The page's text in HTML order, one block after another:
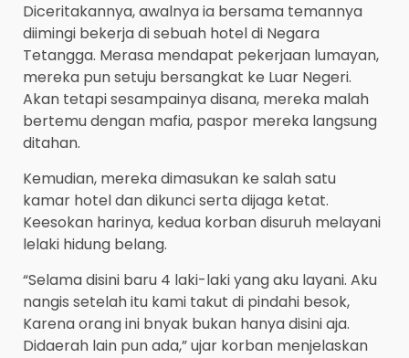
Diceritakannya, awalnya ia bersama temannya
diimingi bekerja di sebuah hotel di Negara
Tetangga. Merasa mendapat pekerjaan lumayan,
mereka pun setuju bersangkat ke Luar Negeri.
Akan tetapi sesampainya disana, mereka malah
bertemu dengan mafia, paspor mereka langsung
ditahan.
Kemudian, mereka dimasukan ke salah satu
kamar hotel dan dikunci serta dijaga ketat.
Keesokan harinya, kedua korban disuruh melayani
lelaki hidung belang.
“Selama disini baru 4 laki-laki yang aku layani. Aku
nangis setelah itu kami takut di pindahi besok,
Karena orang ini bnyak bukan hanya disini aja.
Didaerah lain pun ada,” ujar korban menjelaskan